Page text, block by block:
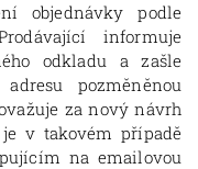
objednávky podle
informuje
odkladu a zašle
pozměněnou
za nový návrh
v takovém případě
na emailovou